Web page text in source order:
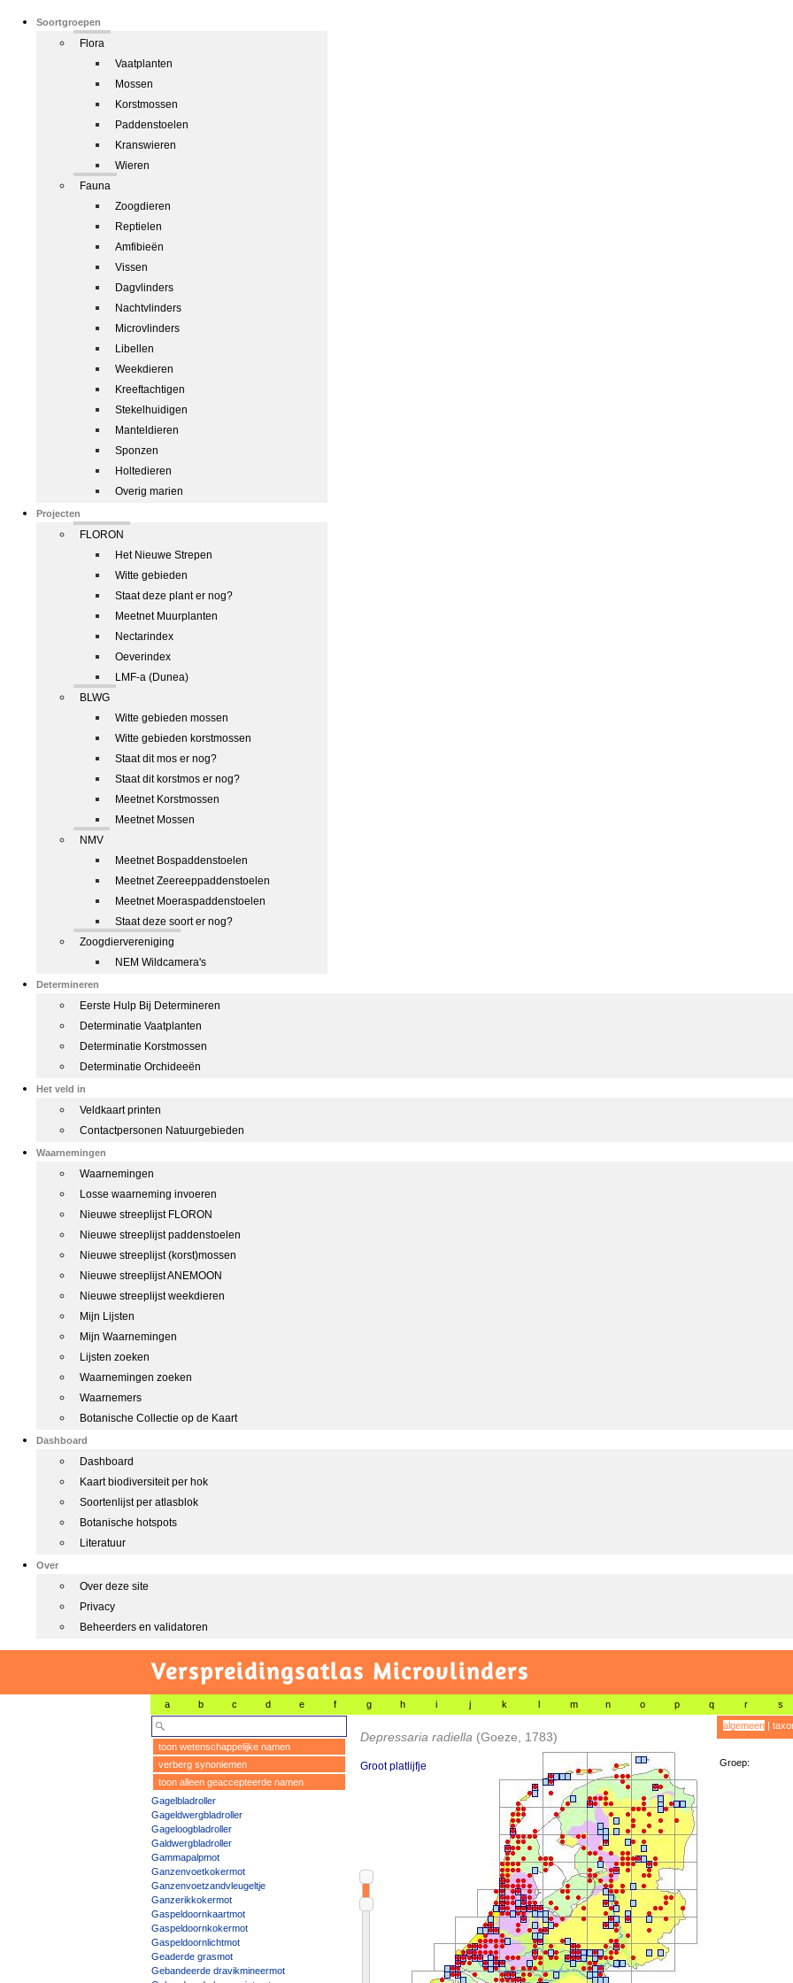
Soortgroepen
Flora
Vaatplanten
Mossen
Korstmossen
Paddenstoelen
Kranswieren
Wieren
Fauna
Zoogdieren
Reptielen
Amfibieën
Vissen
Dagvlinders
Nachtvlinders
Microvlinders
Libellen
Weekdieren
Kreeftachtigen
Stekelhuidigen
Manteldieren
Sponzen
Holtedieren
Overig marien
Projecten
FLORON
Het Nieuwe Strepen
Witte gebieden
Staat deze plant er nog?
Meetnet Muurplanten
Nectarindex
Oeverindex
LMF-a (Dunea)
BLWG
Witte gebieden mossen
Witte gebieden korstmossen
Staat dit mos er nog?
Staat dit korstmos er nog?
Meetnet Korstmossen
Meetnet Mossen
NMV
Meetnet Bospaddenstoelen
Meetnet Zeereeppaddenstoelen
Meetnet Moeraspaddenstoelen
Staat deze soort er nog?
Zoogdiervereniging
NEM Wildcamera's
Determineren
Eerste Hulp Bij Determineren
Determinatie Vaatplanten
Determinatie Korstmossen
Determinatie Orchideeën
Het veld in
Veldkaart printen
Contactpersonen Natuurgebieden
Waarnemingen
Waarnemingen
Losse waarneming invoeren
Nieuwe streeplijst FLORON
Nieuwe streeplijst paddenstoelen
Nieuwe streeplijst (korst)mossen
Nieuwe streeplijst ANEMOON
Nieuwe streeplijst weekdieren
Mijn Lijsten
Mijn Waarnemingen
Lijsten zoeken
Waarnemingen zoeken
Waarnemers
Botanische Collectie op de Kaart
Dashboard
Dashboard
Kaart biodiversiteit per hok
Soortenlijst per atlasblok
Botanische hotspots
Literatuur
Over
Over deze site
Privacy
Beheerders en validatoren
Verspreidingsatlas Microvlinders
a b c d e f g h i j k l m n o p q r s
toon wetenschappelijke namen
verberg synoniemen
toon alleen geaccepteerde namen
Gagelbladroller
Gageldwergbladroller
Gageloogbladroller
Galdwergbladroller
Gammapalpmot
Ganzenvoetkokermot
Ganzenvoetzandvleugeltje
Ganzerikkokermot
Gaspeldoornkaartmot
Gaspeldoornkokermot
Gaspeldoornlichtmot
Geaderde grasmot
Gebandeerde dravikmineermot
Depressaria radiella (Goeze, 1783)
Groot platlijfje
algemeen|
Groep: